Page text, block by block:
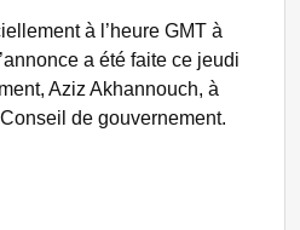
à l’heure GMT à
a été faite ce jeudi
Aziz Akhannouch, à
de gouvernement.